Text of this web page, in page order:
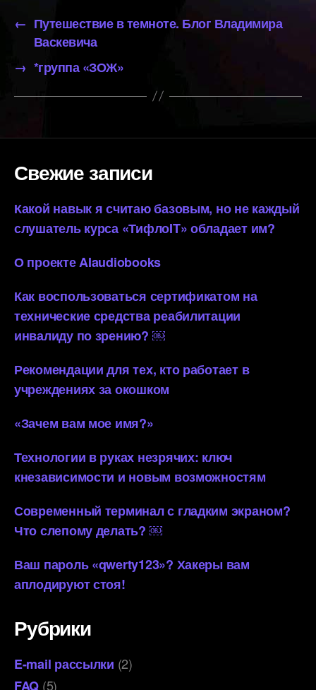
← Путешествие в темноте. Блог Владимира
Васкевича
→ *группа «ЗОЖ»
Свежие записи
Какой навык я считаю базовым, но не каждый
слушатель курса «ТифлоIT» обладает им?
О проекте AIaudiobooks
Как воспользоваться сертификатом на
технические средства реабилитации
инвалиду по зрению? ￼
Рекомендации для тех, кто работает в
учреждениях за окошком
«Зачем вам мое имя?»
Технологии в руках незрячих: ключ
кнезависимости и новым возможностям
Современный терминал с гладким экраном?
Что слепому делать? ￼
Ваш пароль «qwerty123»? Хакеры вам
аплодируют стоя!
Рубрики
E-mail рассылки (2)
FAQ (5)